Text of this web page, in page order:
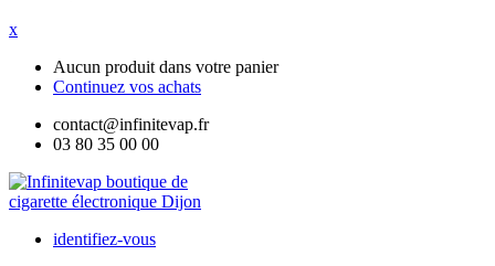
x
Aucun produit dans votre panier
Continuez vos achats
contact@infinitevap.fr
03 80 35 00 00
identifiez-vous